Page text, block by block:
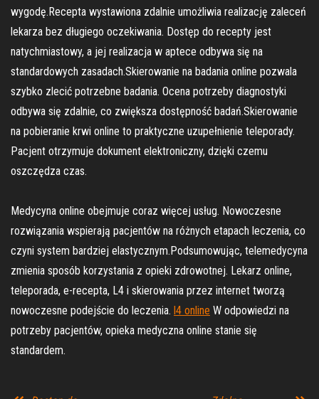
wygodę.Recepta wystawiona zdalnie umożliwia realizację zaleceń
lekarza bez długiego oczekiwania. Dostęp do recepty jest
natychmiastowy, a jej realizacja w aptece odbywa się na
standardowych zasadach.Skierowanie na badania online pozwala
szybko zlecić potrzebne badania. Ocena potrzeby diagnostyki
odbywa się zdalnie, co zwiększa dostępność badań.Skierowanie
na pobieranie krwi online to praktyczne uzupełnienie teleporady.
Pacjent otrzymuje dokument elektroniczny, dzięki czemu
oszczędza czas.
Medycyna online obejmuje coraz więcej usług. Nowoczesne
rozwiązania wspierają pacjentów na różnych etapach leczenia, co
czyni system bardziej elastycznym.Podsumowując, telemedycyna
zmienia sposób korzystania z opieki zdrowotnej. Lekarz online,
teleporada, e-recepta, L4 i skierowania przez internet tworzą
nowoczesne podejście do leczenia. l4 online W odpowiedzi na
potrzeby pacjentów, opieka medyczna online stanie się
standardem.